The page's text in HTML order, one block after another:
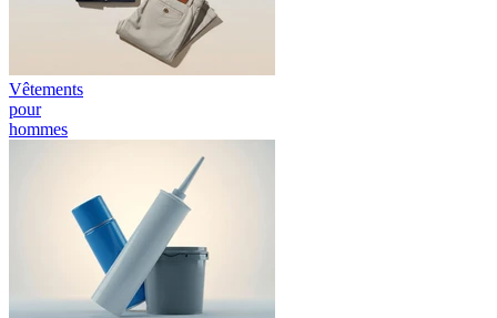
Vêtements
pour
hommes